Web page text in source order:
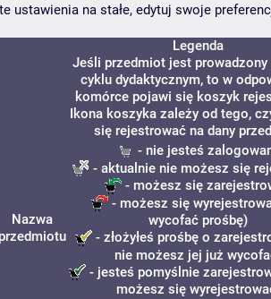
ustawienia na stałe, edytuj swoje
Nazwa
przedmiotu
Legenda
Jeśli przedmiot jest prowadzony
cyklu dydaktycznym, to w
komórce pojawi się koszyk
Ikona koszyka zależy od tego,
się rejestrować na dany
- nie jesteś
- aktualnie nie możesz się
- możesz się
- możesz się
wycofać prośbę)
- złożyłeś prośbę o
nie możesz jej już
- jesteś pomyślnie
możesz się